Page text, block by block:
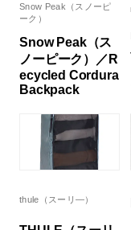
Snow Peak（スノーピ
ーク）
Snow Peak（ス
ノーピーク）／R
ecycled Cordura
Backpack
thule（スーリ―）